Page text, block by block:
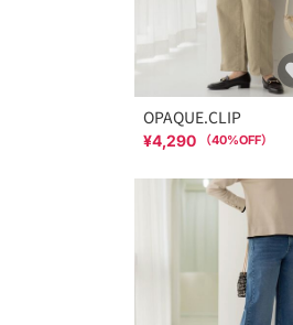
OPAQUE.CLIP
¥4,290 （40%OFF）